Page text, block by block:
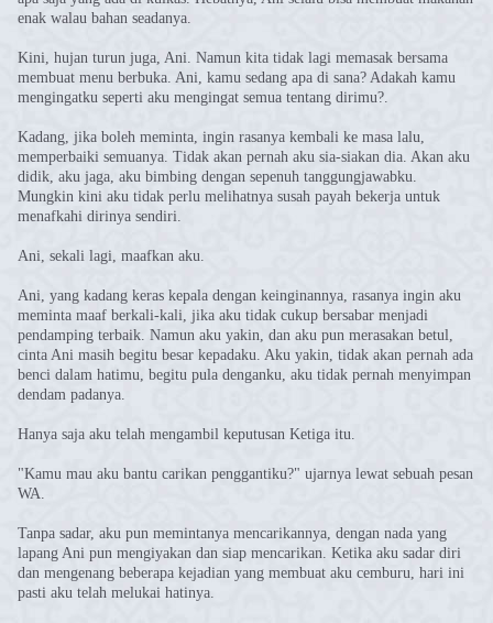
enak walau bahan seadanya.
Kini, hujan turun juga, Ani. Namun kita tidak lagi memasak bersama
membuat menu berbuka. Ani, kamu sedang apa di sana? Adakah kamu
mengingatku seperti aku mengingat semua tentang dirimu?.
Kadang, jika boleh meminta, ingin rasanya kembali ke masa lalu,
memperbaiki semuanya. Tidak akan pernah aku sia-siakan dia. Akan aku
didik, aku jaga, aku bimbing dengan sepenuh tanggungjawabku.
Mungkin kini aku tidak perlu melihatnya susah payah bekerja untuk
menafkahi dirinya sendiri.
Ani, sekali lagi, maafkan aku.
Ani, yang kadang keras kepala dengan keinginannya, rasanya ingin aku
meminta maaf berkali-kali, jika aku tidak cukup bersabar menjadi
pendamping terbaik. Namun aku yakin, dan aku pun merasakan betul,
cinta Ani masih begitu besar kepadaku. Aku yakin, tidak akan pernah ada
benci dalam hatimu, begitu pula denganku, aku tidak pernah menyimpan
dendam padanya.
Hanya saja aku telah mengambil keputusan Ketiga itu.
"Kamu mau aku bantu carikan penggantiku?" ujarnya lewat sebuah pesan
WA.
Tanpa sadar, aku pun memintanya mencarikannya, dengan nada yang
lapang Ani pun mengiyakan dan siap mencarikan. Ketika aku sadar diri
dan mengenang beberapa kejadian yang membuat aku cemburu, hari ini
pasti aku telah melukai hatinya.